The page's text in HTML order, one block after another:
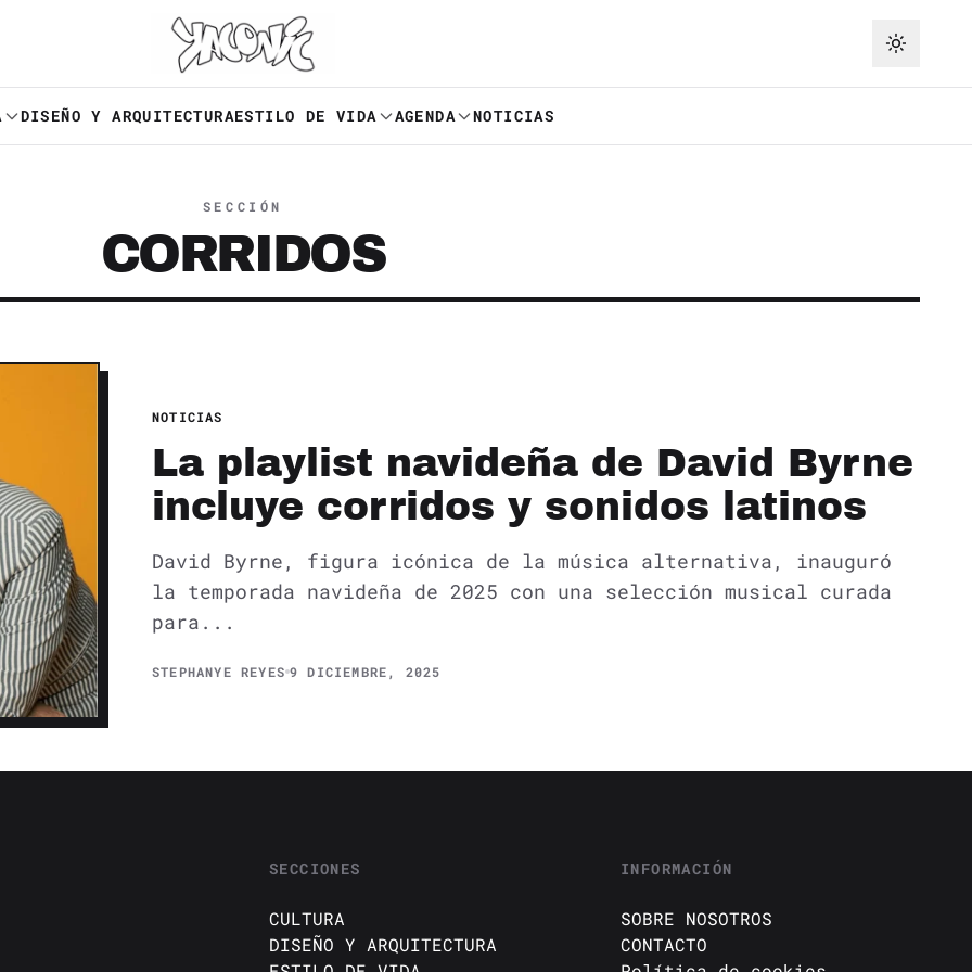
DISEÑO Y ARQUITECTURAESTILO DE VIDA AGENDA NOTICIAS
SECCIÓN
CORRIDOS
NOTICIAS
La playlist navideña de David Byrne
incluye corridos y sonidos latinos
David Byrne, figura icónica de la música alternativa, inauguró
la temporada navideña de 2025 con una selección musical curada
para...
STEPHANYE REYES 9 DICIEMBRE, 2025
SECCIONES
CULTURA
DISEÑO Y ARQUITECTURA
INFORMACIÓN
SOBRE NOSOTROS
CONTACTO